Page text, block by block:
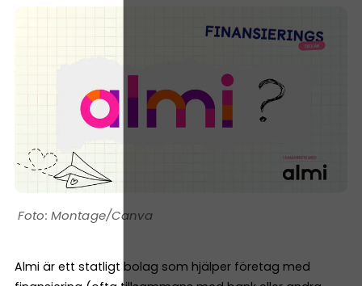
Montage/Canva
Almi är ett statligt bolag som hjälper företag med